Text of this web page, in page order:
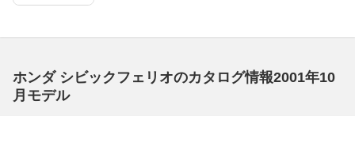
ホンダ シビックフェリオのカタログ情報2001年10
月モデル